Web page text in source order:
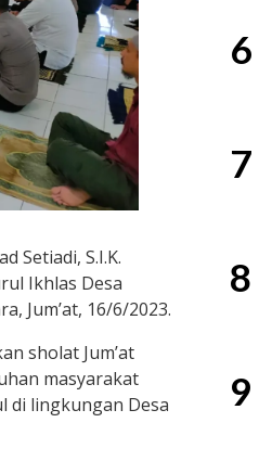
Setiadi, S.I.K.
Ikhlas Desa
Jum’at, 16/6/2023.
sholat Jum’at
masyarakat
di lingkungan Desa
6
7
8
9